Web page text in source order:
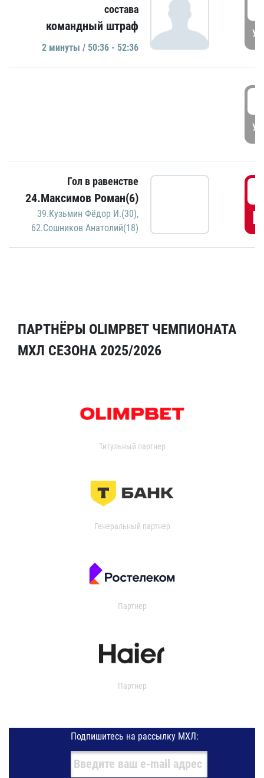
состава
командный штраф
2 минуты / 50:36 - 52:36
Гол в равенстве
24.Максимов Роман(6)
39.Кузьмин Фёдор И.(30),
62.Сошников Анатолий(18)
ПАРТНЁРЫ OLIMPBET ЧЕМПИОНАТА
МХЛ СЕЗОНА 2025/2026
Титульный партнер
Генеральный партнер
Партнер
Партнер
Подпишитесь на рассылку МХЛ: